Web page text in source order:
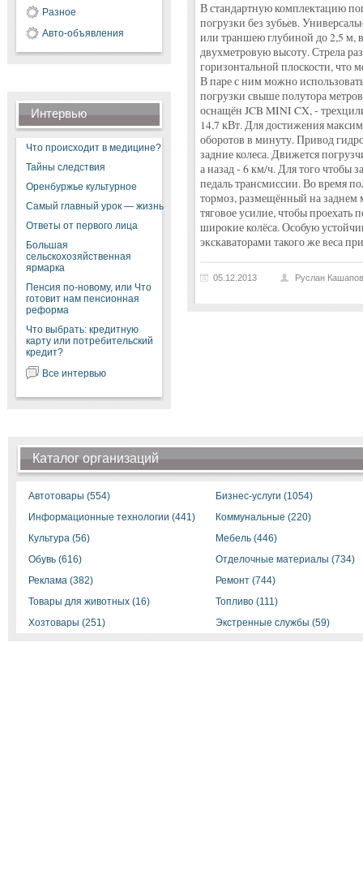
Разное
Авто-объявления
Интервью
Что происходит в медицине?
Тайны следствия
Оренбуржье культурное
Самый главный урок — жизнь
Ответы от первого лица
Большая
сельскохозяйственная
ярмарка
Пенсия по-новому, или Что
готовит нам пенсионная
реформа
Что выбрать: кредитную
карту или потребительский
кредит?
Все интервью
В стандартную комплектацию
погрузки без зубьев.
или траншею глубиной до 2,5 м,
двухметровую высоту. Стрела
горизонтальной плоскости, что
В паре с ним можно
погрузки свыше полутора
оснащён JCB MINI CX, -
14,7 кВт. Для достижения
оборотов в минуту. Привод
задние колеса. Движется
а назад - 6 км/ч. Для того чтобы
педаль трансмиссии. Во время
тормоз, размещённый на заднем
тяговое усилие, чтобы проехать
широкие колёса. Особую
экскаваторами такого же веса
05.12.2013 Руслан Кашапов
Каталог организаций
Автотовары (554)
Бизнес-услуги (1054)
Информационные технологии (441)
Коммунальные (220)
Культура (56)
Мебель (446)
Обувь (616)
Отделочные материалы (734)
Реклама (382)
Ремонт (744)
Товары для животных (16)
Топливо (111)
Хозтовары (251)
Экстренные службы (59)